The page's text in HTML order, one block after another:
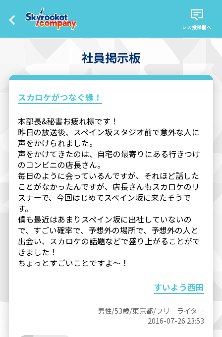
レス投稿欄へ
社員掲示板
スカロケがつなぐ縁！
本部長&秘書お疲れ様です！
昨日の放送後、スペイン坂スタジオ前で意外な人に
声をかけられました。
声をかけてきたのは、自宅の最寄りにある行きつけ
のコンビニの店長さん。
毎日のように会っているんですが、それほど話した
ことがなかったんですが、店長さんもスカロケのリ
スナーで、今回はじめてスペイン坂に来たそうで
す。
僕も最近はあまりスペイン坂に出社していないの
で、すごい確率で、予想外の場所で、予想外の人と
出会い、スカロケの話題などで盛り上がることがで
きました！
ちょっとすごいことですよ〜！
すいよう西田
男性/53歳/東京都/フリーライター
2016-07-26 23:53